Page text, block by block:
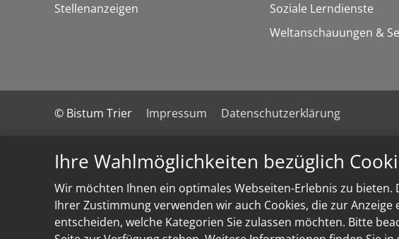
Ihre Wahlmöglichkeiten bezüglich
Wir möchten Ihnen ein optimales Webseiten-Erlebnis zu
Ihrer Zustimmung verwenden wir auch Cookies, die zur
entscheiden, welche Kategorien Sie zulassen möchten. Bitte
Stellenanzeigen
Soziale Lerndienste
Weltanschauungen &
© Bistum Trier Impressum Datenschutzerklärung